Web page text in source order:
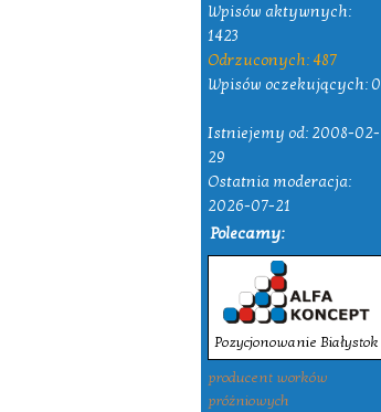
Wpisów aktywnych:
1423
Odrzuconych: 487
Wpisów oczekujących: 0
Istniejemy od: 2008-02-
29
Ostatnia moderacja:
2026-07-21
Polecamy:
Pozycjonowanie Białystok
producent worków
próżniowych